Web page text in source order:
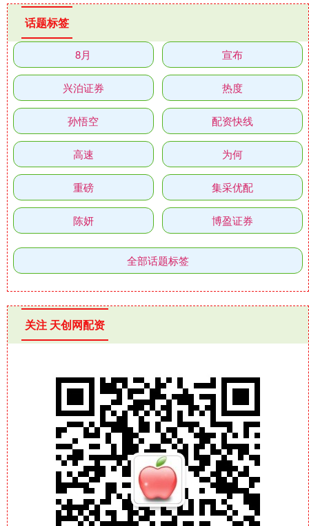
话题标签
8月 宣布
兴泊证券 热度
孙悟空 配资快线
高速 为何
重磅 集采优配
陈妍 博盈证券
全部话题标签
关注 天创网配资